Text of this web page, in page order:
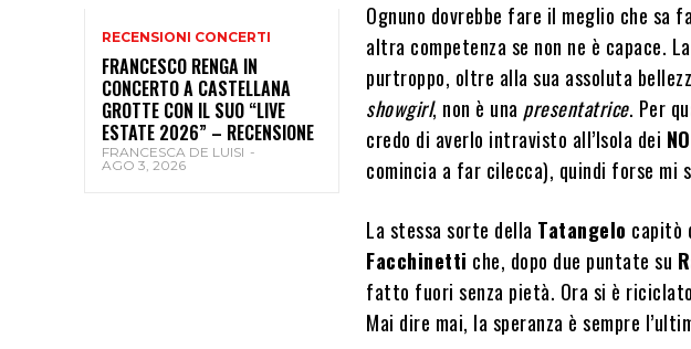
RECENSIONI CONCERTI
FRANCESCO RENGA IN
CONCERTO A CASTELLANA
GROTTE CON IL SUO “LIVE
ESTATE 2026” – RECENSIONE
FRANCESCA DE LUISI -
AGO 3, 2026
Ognuno dovrebbe fare il meglio che sa
altra competenza se non ne è capace. La
purtroppo, oltre alla sua assoluta
showgirl, non è una presentatrice. Per
credo di averlo intravisto all’Isola dei
comincia a far cilecca), quindi forse mi
La stessa sorte della Tatangelo capitò
Facchinetti che, dopo due puntate su
fatto fuori senza pietà. Ora si è
Mai dire mai, la speranza è sempre